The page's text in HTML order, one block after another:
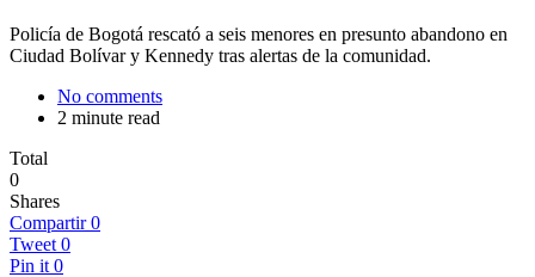
Policía de Bogotá rescató a seis menores en presunto abandono en
Ciudad Bolívar y Kennedy tras alertas de la comunidad.
No comments
2 minute read
Total
0
Shares
Compartir 0
Tweet 0
Pin it 0